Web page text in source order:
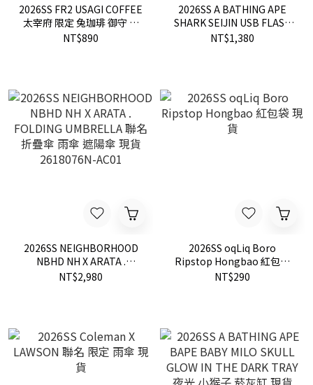
2026SS FR2 USAGI COFFEE
太宰府 限定 兔珈琲 御守 現
貨
NT$890
2026SS A BATHING APE
SHARK SEIJIN USB FLASH
DRIVE 64GB 鯊魚 隨身碟 現
NT$1,380
2026SS NEIGHBORHOOD
NBHD NH X ARATA .
FOLDING UMBRELLA 聯名
NT$2,980
2026SS oqLiq Boro
Ripstop Hongbao 紅包袋
現貨
NT$290